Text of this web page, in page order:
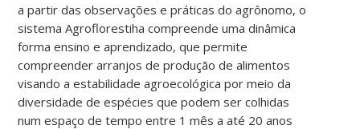
a partir das observações e práticas do agrônomo, o
sistema Agroflorestiha compreende uma dinâmica
forma ensino e aprendizado, que permite
compreender arranjos de produção de alimentos
visando a estabilidade agroecológica por meio da
diversidade de espécies que podem ser colhidas
num espaço de tempo entre 1 mês a até 20 anos